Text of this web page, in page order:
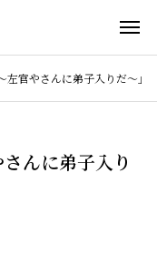
左官やさんに弟子入りだ～」
んに弟子入り